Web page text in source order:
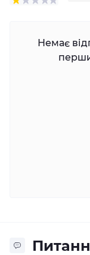
Немає